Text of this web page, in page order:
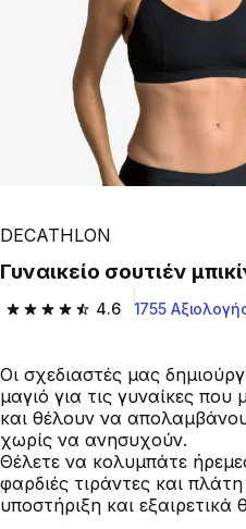
DECATHLON
Γυναικείο σουτιέν
4.6
4.6 out of 5 stars from 1755
1755
Οι σχεδιαστές μας
μαγιό για τις γυναίκες
και θέλουν να
χωρίς να ανησυχούν.
Θέλετε να κολυμπάτε
φαρδιές τιράντες και
υποστήριξη και